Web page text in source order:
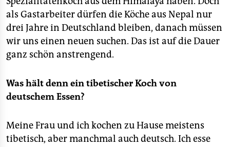
als Gastarbeiter dürfen die Köche aus Nepal nur
drei Jahre in Deutschland bleiben, danach müssen
wir uns einen neuen suchen. Das ist auf die Dauer
ganz schön anstrengend.
Was hält denn ein tibetischer Koch von
deutschem Essen?
Meine Frau und ich kochen zu Hause meistens
tibetisch, aber manchmal auch deutsch. Ich esse